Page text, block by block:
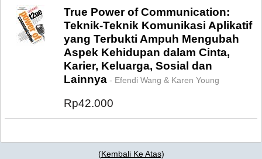
True Power of Communication:
Teknik-Teknik Komunikasi Aplikatif
yang Terbukti Ampuh Mengubah
Aspek Kehidupan dalam Cinta,
Karier, Keluarga, Sosial dan
Lainnya - Efendi Wang & Karen Young
Rp42.000
(Kembali Ke Atas)